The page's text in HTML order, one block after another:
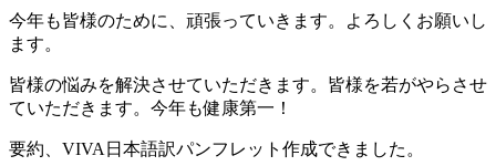
今年も皆様のために、頑張っていきます。よろしくお願いし
ます。
皆様の悩みを解決させていただきます。皆様を若がやらさせ
ていただきます。今年も健康第一！
要約、VIVA日本語訳パンフレット作成できました。